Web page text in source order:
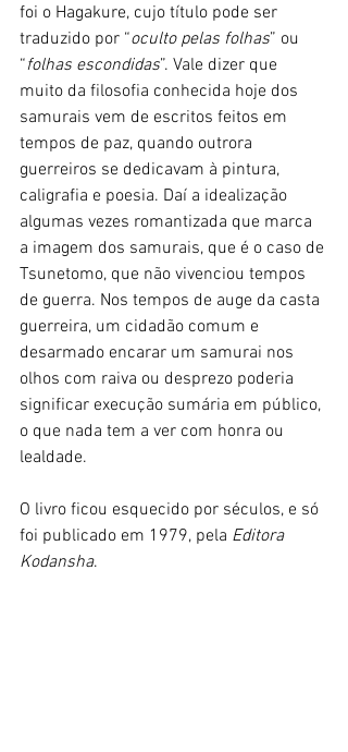
foi o Hagakure, cujo título pode ser
traduzido por “oculto pelas folhas” ou
“folhas escondidas”. Vale dizer que
muito da filosofia conhecida hoje dos
samurais vem de escritos feitos em
tempos de paz, quando outrora
guerreiros se dedicavam à pintura,
caligrafia e poesia. Daí a idealização
algumas vezes romantizada que marca
a imagem dos samurais, que é o caso de
Tsunetomo, que não vivenciou tempos
de guerra. Nos tempos de auge da casta
guerreira, um cidadão comum e
desarmado encarar um samurai nos
olhos com raiva ou desprezo poderia
significar execução sumária em público,
o que nada tem a ver com honra ou
lealdade.
O livro ficou esquecido por séculos, e só
foi publicado em 1979, pela Editora
Kodansha.